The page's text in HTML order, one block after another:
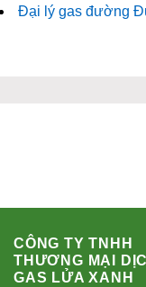
Đại lý gas đường
CÔNG TY TNHH
THƯƠNG MẠI
GAS LỬA XANH